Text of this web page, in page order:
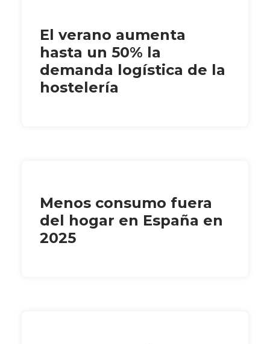
El verano aumenta
hasta un 50% la
demanda logística de la
hostelería
Menos consumo fuera
del hogar en España en
2025